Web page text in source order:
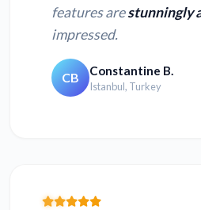
features arestunningly
impressed.
CB Constantine B.
Istanbul, Turkey